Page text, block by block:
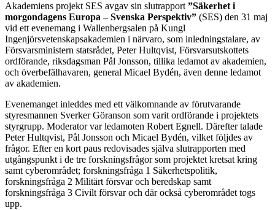
bild
Akademiens projekt SES avgav sin slutrapport”Säkerhet i
morgondagens Europa – Svenska Perspektiv” (SES) den 31 maj
vid ett evenemang i Wallenbergsalen på Kungl
Ingenjörsvetenskapsakademien i närvaro, som inledningstalare, av
Försvarsministern statsrådet, Peter Hultqvist, Försvarsutskottets
ordförande, riksdagsman Pål Jonsson, tillika ledamot av akademien,
och överbefälhavaren, general Micael Bydén, även denne ledamot
av akademien.
Evenemanget inleddes med ett välkomnande av förutvarande
styresmannen Sverker Göranson som varit ordförande i projektets
styrgrupp. Moderator var ledamoten Robert Egnell. Därefter talade
Peter Hultqvist, Pål Jonsson och Micael Bydén, vilket följdes av
frågor. Efter en kort paus redovisades själva slutrapporten med
utgångspunkt i de tre forskningsfrågor som projektet kretsat kring
samt cyberområdet; forskningsfråga 1 Säkerhetspolitik,
forskningsfråga 2 Militärt försvar och beredskap samt
forskningsfråga 3 Civilt försvar och där också cyberområdet togs
upp.